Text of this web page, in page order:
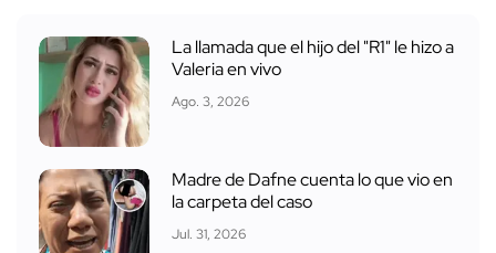
La llamada que el hijo del "R1" le hizo a
Valeria en vivo
Ago. 3, 2026
Madre de Dafne cuenta lo que vio en
la carpeta del caso
Jul. 31, 2026